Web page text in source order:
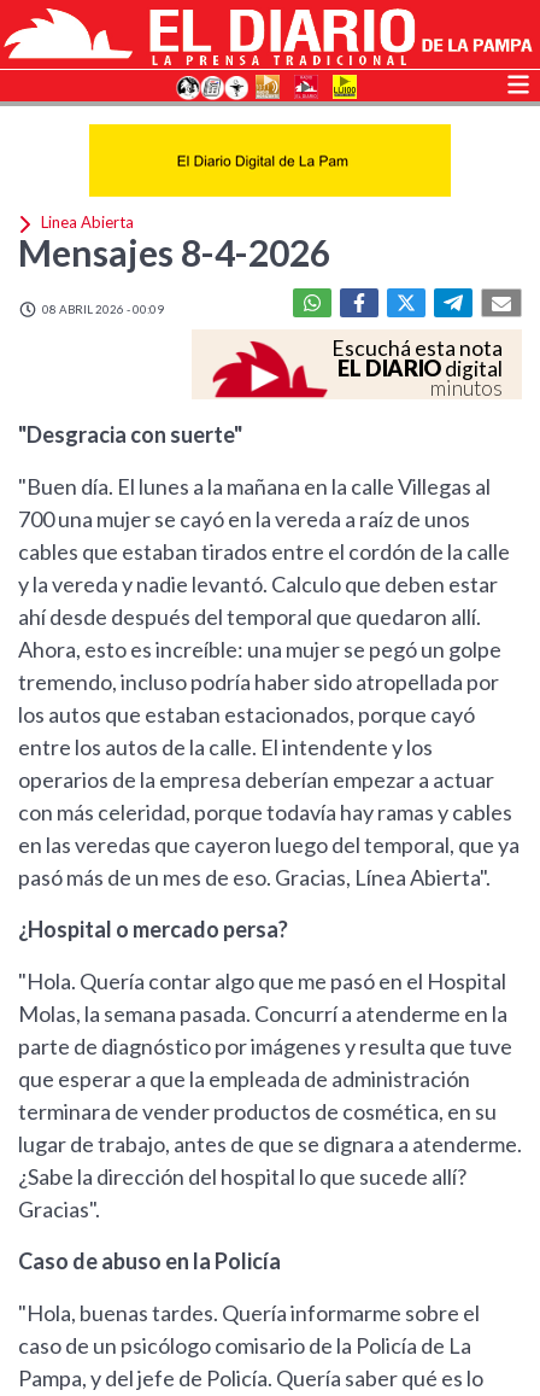
Linea Abierta
Mensajes 8-4-2026
08 ABRIL 2026 - 00:09
Escuchá esta nota
EL DIARIOdigital
minutos
"Desgracia con suerte"
"Buen día. El lunes a la mañana en la calle Villegas al
700 una mujer se cayó en la vereda a raíz de unos
cables que estaban tirados entre el cordón de la calle
y la vereda y nadie levantó. Calculo que deben estar
ahí desde después del temporal que quedaron allí.
Ahora, esto es increíble: una mujer se pegó un golpe
tremendo, incluso podría haber sido atropellada por
los autos que estaban estacionados, porque cayó
entre los autos de la calle. El intendente y los
operarios de la empresa deberían empezar a actuar
con más celeridad, porque todavía hay ramas y cables
en las veredas que cayeron luego del temporal, que ya
pasó más de un mes de eso. Gracias, Línea Abierta".
¿Hospital o mercado persa?
"Hola. Quería contar algo que me pasó en el Hospital
Molas, la semana pasada. Concurrí a atenderme en la
parte de diagnóstico por imágenes y resulta que tuve
que esperar a que la empleada de administración
terminara de vender productos de cosmética, en su
lugar de trabajo, antes de que se dignara a atenderme.
¿Sabe la dirección del hospital lo que sucede allí?
Gracias".
Caso de abuso en la Policía
"Hola, buenas tardes. Quería informarme sobre el
caso de un psicólogo comisario de la Policía de La
Pampa, y del jefe de Policía. Quería saber qué es lo